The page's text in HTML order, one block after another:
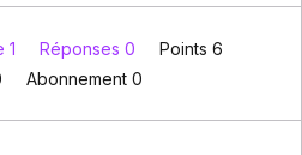
1 Réponses 0
Points 6
Abonnement 0